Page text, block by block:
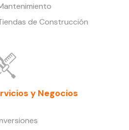
de Construcción
y Negocios